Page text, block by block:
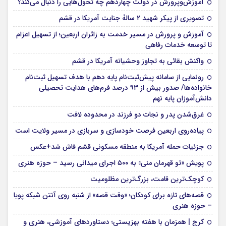
تصویری از پیکر شهید ۲ سالۀ جنایت آمریکا در قشم
آموزش و پرورش در مسیر خدمت به زائران اربعین؛ از تسهیل اعزام
تا توسعه خدمات رفاهی
واکنش بقائی به تجاوز وحشیانه آمریکا در قشم
رونمایی از سامانه پیش‌ثبت‌نام پایه دهم با هدف تسهیل ثبت‌نام
خانواده‌ها/ صدور بیش از ۹۳ درصد فرم‌های هدایت تحصیلی
دانش‌آموزان پایه نهم
غرق‌شدن پدر و نجات دو فرزند در محدوده لافت
پیاده‌روی اربعین فرصت خودسازی و سربازی در مسیر ولایت است
جزئیات حمله آمریکا به منطقه مسکونی قشم فاش شد+عکس
پویش «تو قهرمان منی» به ۵۰۰ اجرای میدانی رسید – حوزه هنری
کوچک‌ترین قامت، بزرگ‌ترین مظلومیت
قصه‌های تازه برای کودکان؛ «وقت قصه» از شنبه روی آنتن شبکه پویا
– حوزه هنری
کرج | همزمان با هفته بهزیستی؛ دستاوردهای آموزشی، هنری و